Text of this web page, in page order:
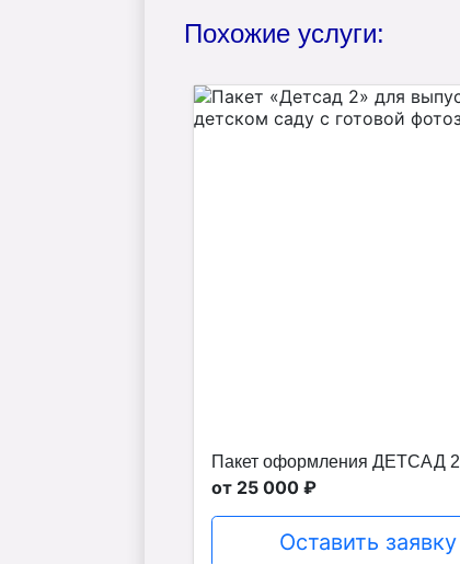
Похожие услуги:
Пакет оформления ДЕТСАД 2
от 25 000 ₽
Оставить заявку